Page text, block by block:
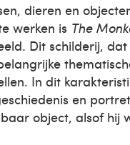
dieren en
werken is The
Dit schilderij,
In dit
en
object, alsof hij